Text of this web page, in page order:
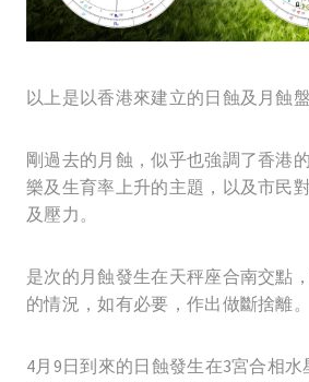
以上是以香港來建立的日蝕及月蝕盤
剛過去的月蝕，似乎也強調了香港
樂及生育率上升的主題，以及市民
及壓力。
是次的月蝕發生在天秤座合南交點
的情況，如有必要，作出做斷捨離。
4月9日到來的日蝕發生在3宮合相